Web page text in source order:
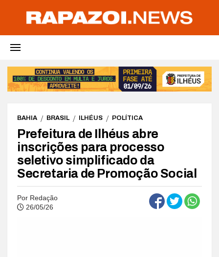
BAHIA BRASIL ILHÉUS POLÍTICA
Prefeitura de Ilhéus abre
inscrições para processo
seletivo simplificado da
Secretaria de Promoção Social
Por Redação
26/05/26